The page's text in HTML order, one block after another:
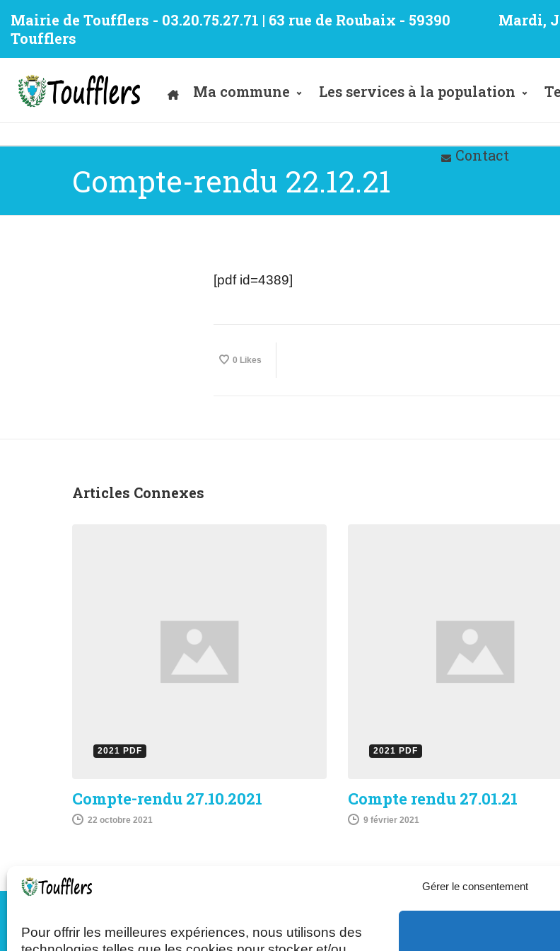
Gérer le consentement
Pour offrir les meilleures expériences, nous utilisons des
Mairie de Toufflers - 03.20.75.27.71 | 63 rue de Roubaix - 59390
Toufflers
Mardi,
Ma commune Les services à la population
Contact
Compte-rendu 22.12.21
[pdf id=4389]
0 Likes
Articles Connexes
2021 PDF
Compte-rendu 27.10.2021
22 octobre 2021
2021 PDF
Compte rendu 27.01.21
9 février 2021
Mairie de Toufflers
Mardi, Jeudi et Vendredi : 8h/12h et